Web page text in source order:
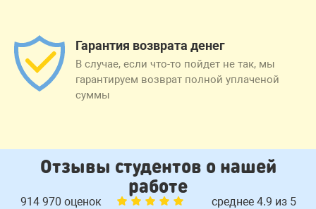
Гарантия возврата денег
В случае, если что-то пойдет не так, мы
гарантируем возврат полной уплаченой
суммы
Отзывы студентов о нашей
работе
914 970 оценок среднее 4.9 из 5